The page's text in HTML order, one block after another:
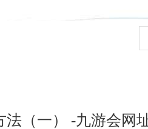
法（一） -九游会网